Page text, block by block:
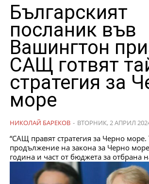
Българският
посланик във
Вашингтон
САЩ готвят
стратегия за
море
НИКОЛАЙ БАРЕКОВ - ВТОРНИК, 2 АПРИЛ
“САЩ правят стратегия за Черно море.
продължение на закона за Черно
година и част от бюджета за отбрана